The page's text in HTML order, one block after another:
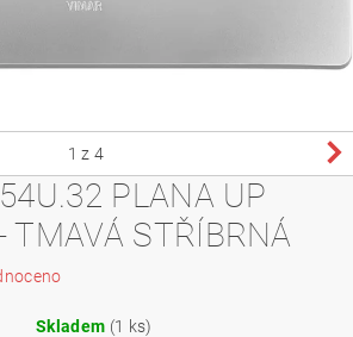
1 z 4
PLANA UP
TMAVÁ STŘÍBRNÁ
Skladem (1 ks)